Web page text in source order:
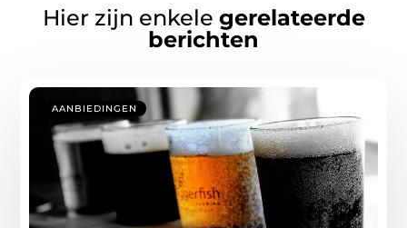
Hier zijn enkele gerelateerde
berichten
AANBIEDINGEN